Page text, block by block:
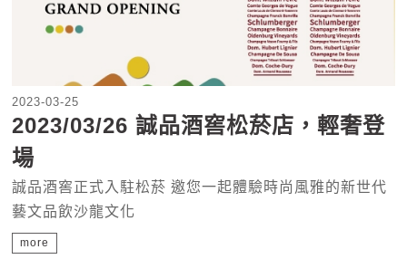
2023-03-25
2023/03/26 誠品酒窖松菸店，輕奢登
場
誠品酒窖正式入駐松菸 邀您一起體驗時尚風雅的新世代
藝文品飲沙龍文化
more